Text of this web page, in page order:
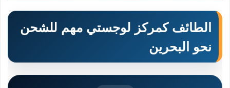
الطائف كمركز لوجستي مهم للشحن
نحو البحرين